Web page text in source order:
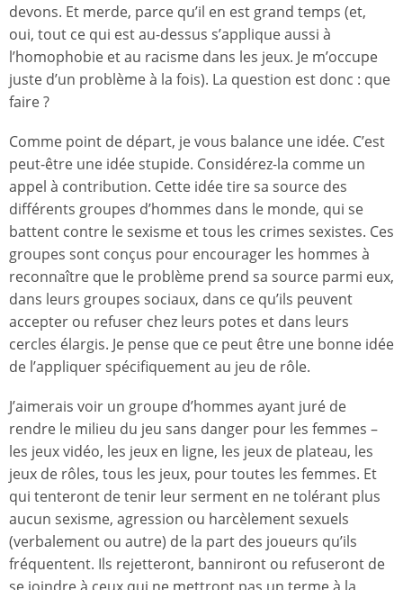
devons. Et merde, parce qu’il en est grand temps (et,
oui, tout ce qui est au-dessus s’applique aussi à
l’homophobie et au racisme dans les jeux. Je m’occupe
juste d’un problème à la fois). La question est donc : que
faire ?
Comme point de départ, je vous balance une idée. C’est
peut-être une idée stupide. Considérez-la comme un
appel à contribution. Cette idée tire sa source des
différents groupes d’hommes dans le monde, qui se
battent contre le sexisme et tous les crimes sexistes. Ces
groupes sont conçus pour encourager les hommes à
reconnaître que le problème prend sa source parmi eux,
dans leurs groupes sociaux, dans ce qu’ils peuvent
accepter ou refuser chez leurs potes et dans leurs
cercles élargis. Je pense que ce peut être une bonne idée
de l’appliquer spécifiquement au jeu de rôle.
J’aimerais voir un groupe d’hommes ayant juré de
rendre le milieu du jeu sans danger pour les femmes –
les jeux vidéo, les jeux en ligne, les jeux de plateau, les
jeux de rôles, tous les jeux, pour toutes les femmes. Et
qui tenteront de tenir leur serment en ne tolérant plus
aucun sexisme, agression ou harcèlement sexuels
(verbalement ou autre) de la part des joueurs qu’ils
fréquentent. Ils rejetteront, banniront ou refuseront de